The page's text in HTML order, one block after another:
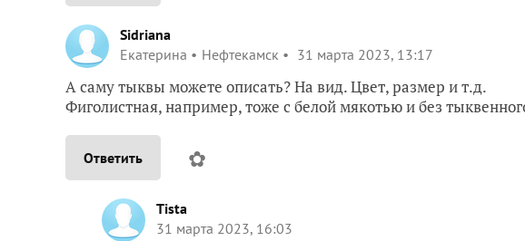
Sidriana
Екатерина
Нефтекамск 31 марта 2023, 13:17
А саму тыквы можете описать? На вид. Цвет, размер и т.д.
Фиголистная, например, тоже с белой мякотью и без
Ответить ✿
Tista
31 марта 2023, 16:03